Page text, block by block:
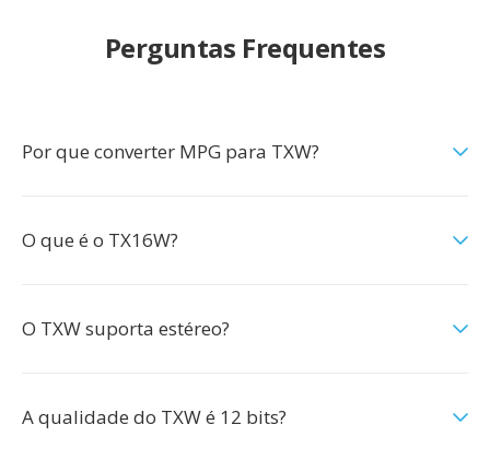
Perguntas Frequentes
Por que converter MPG para TXW?
O que é o TX16W?
O TXW suporta estéreo?
A qualidade do TXW é 12 bits?